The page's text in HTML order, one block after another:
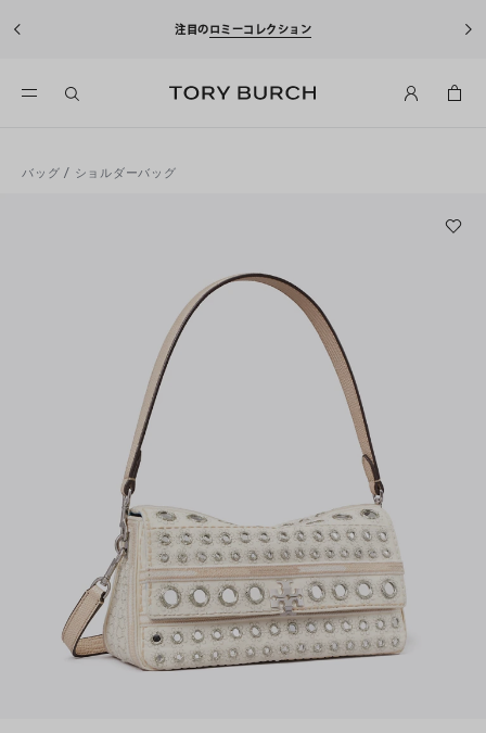
注目のロミーコレクション
バッグ / ショルダーバッグ